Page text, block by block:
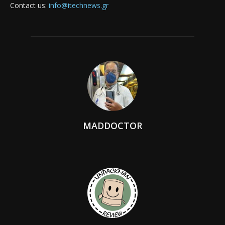
Contact us: info@itechnews.gr
MADDOCTOR